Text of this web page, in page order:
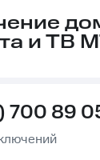
и ТВ
700 89